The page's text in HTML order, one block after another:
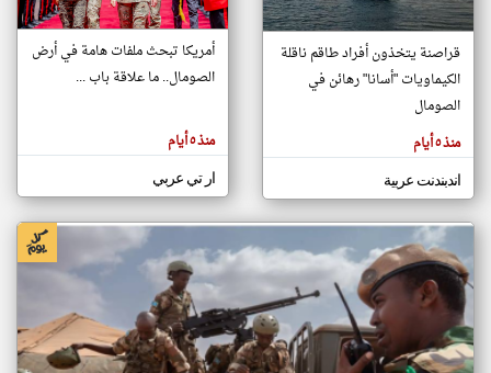
تغيير الدولة
اخبار الصومال على مدار الساعة
أهم اخبار الصومال العاجلة والمباشرة
المقالات
هنا عن
وجهة
كاتبيها.
قراصنة يتخذون أفراد طاقم ناقلة
الكيماويات "أسانا" رهائن في
الصومال
منذ ٥ أيام
اندبندنت عربية
أمريكا تبحث ملفات هامة في أرض
الصومال.. ما علاقة باب ...
منذ ٥ أيام
ار تي عربي
klyoum.com